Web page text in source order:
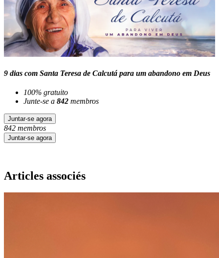
9 dias com Santa Teresa de Calcutá para um abandono em Deus
100% gratuito
Junte-se a 842 membros
Juntar-se agora
842 membros
Juntar-se agora
Articles associés